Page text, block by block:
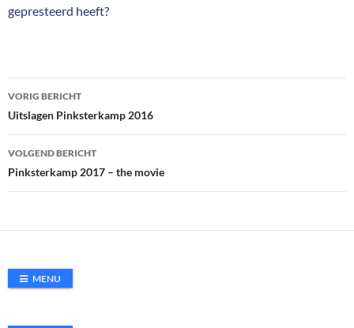
gepresteerd heeft?
Bericht
navigatie
VORIG BERICHT
Uitslagen Pinksterkamp 2016
VOLGEND BERICHT
Pinksterkamp 2017 – the movie
MENU